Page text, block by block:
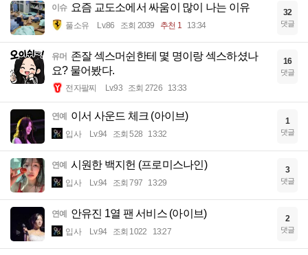
이슈 요즘 교도소에서 싸움이 많이 나는 이유
풀소유 Lv.86 조회 2039 추천 1 13:34
32
댓글
유머 존잘 섹스머쉰한테 몇 명이랑 섹스하셨나
요? 물어봤다.
전자팔찌 Lv.93 조회 2726 13:33
16
댓글
연예 이서 사운드 체크 (아이브)
입사 Lv.94 조회 528 13:32
1
댓글
연예 시원한 백지헌 (프로미스나인)
입사 Lv.94 조회 797 13:29
3
댓글
연예 안유진 1열 팬 서비스 (아이브)
입사 Lv.94 조회 1022 13:27
2
댓글